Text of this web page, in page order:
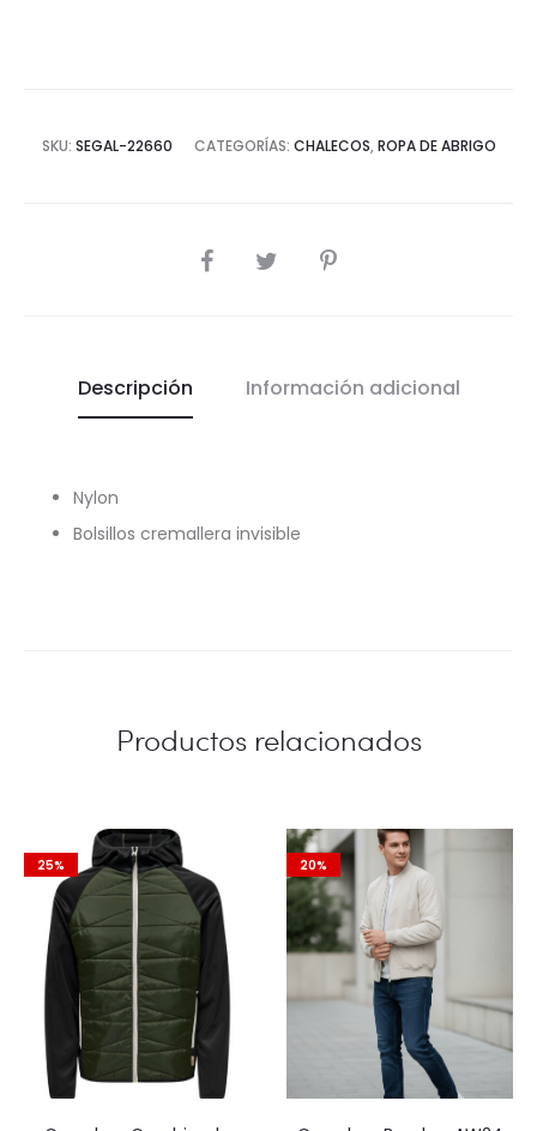
SKU: SEGAL-22660 CATEGORÍAS: CHALECOS, ROPA DE ABRIGO
COMPARTIR
Descripción Información adicional
Nylon
Bolsillos cremallera invisible
Productos relacionados
25% 20%